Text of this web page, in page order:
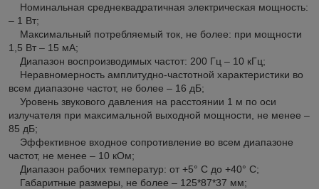
Номинальная среднеквадратичная электрическая мощность:
– 1 Вт;
Максимальный потребляемый ток, не более: при мощности
1,5 Вт – 15 мА;
Диапазон воспроизводимых частот: 200 Гц – 10 кГц;
Неравномерность амплитудно-частотной характеристики во
всем диапазоне частот, не более – 16 дБ;
Уровень звукового давления на расстоянии 1 м по оси
излучателя при максимальной выходной мощности, не менее –
85 дБ;
Эффективное входное сопротивление во всем диапазоне
частот, не менее – 10 кОм;
Диапазон рабочих температур: от +5° С до +40° С;
Габаритные размеры, не более – 125*87*37 мм;